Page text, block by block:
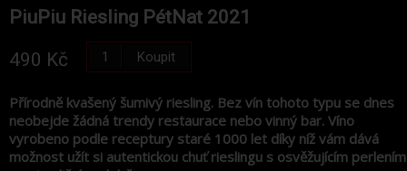
PiuPiu Riesling PétNat 2021
490 Kč
Koupit
Přírodně kvašený šumivý riesling. Bez vín tohoto typu se dnes
neobejde žádná trendy restaurace nebo vinný bar. Víno
vyrobeno podle receptury staré 1000 let díky níž vám dává
možnost užít si autentickou chuť rieslingu s osvěžujícím perlením